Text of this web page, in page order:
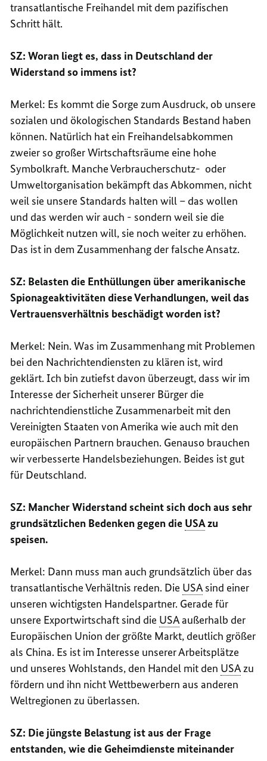
transatlantische Freihandel mit dem pazifischen
Schritt hält.
SZ: Woran liegt es, dass in Deutschland der
Widerstand so immens ist?
Merkel: Es kommt die Sorge zum Ausdruck, ob unsere
sozialen und ökologischen Standards Bestand haben
können. Natürlich hat ein Freihandelsabkommen
zweier so großer Wirtschaftsräume eine hohe
Symbolkraft. Manche Verbraucherschutz- oder
Umweltorganisation bekämpft das Abkommen, nicht
weil sie unsere Standards halten will – das wollen
und das werden wir auch - sondern weil sie die
Möglichkeit nutzen will, sie noch weiter zu erhöhen.
Das ist in dem Zusammenhang der falsche Ansatz.
SZ: Belasten die Enthüllungen über amerikanische
Spionageaktivitäten diese Verhandlungen, weil das
Vertrauensverhältnis beschädigt worden ist?
Merkel: Nein. Was im Zusammenhang mit Problemen
bei den Nachrichtendiensten zu klären ist, wird
geklärt. Ich bin zutiefst davon überzeugt, dass wir im
Interesse der Sicherheit unserer Bürger die
nachrichtendienstliche Zusammenarbeit mit den
Vereinigten Staaten von Amerika wie auch mit den
europäischen Partnern brauchen. Genauso brauchen
wir verbesserte Handelsbeziehungen. Beides ist gut
für Deutschland.
SZ: Mancher Widerstand scheint sich doch aus sehr
grundsätzlichen Bedenken gegen die USAzu
speisen.
Merkel: Dann muss man auch grundsätzlich über das
transatlantische Verhältnis reden. Die USAsind einer
unseren wichtigsten Handelspartner. Gerade für
unsere Exportwirtschaft sind die USAaußerhalb der
Europäischen Union der größte Markt, deutlich größer
als China. Es ist im Interesse unserer Arbeitsplätze
und unseres Wohlstands, den Handel mit den USAzu
fördern und ihn nicht Wettbewerbern aus anderen
Weltregionen zu überlassen.
SZ: Die jüngste Belastung ist aus der Frage
entstanden, wie die Geheimdienste miteinander